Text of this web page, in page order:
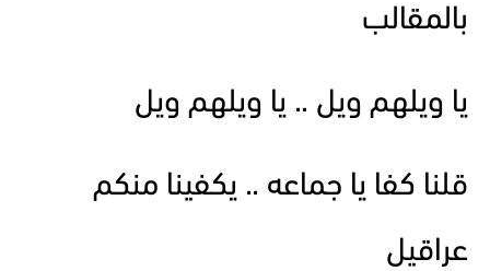
بالمقالب
يا ويلهم ويل .. يا ويلهم ويل
قلنا كفا يا جماعه .. يكفينا منكم
عراقيل